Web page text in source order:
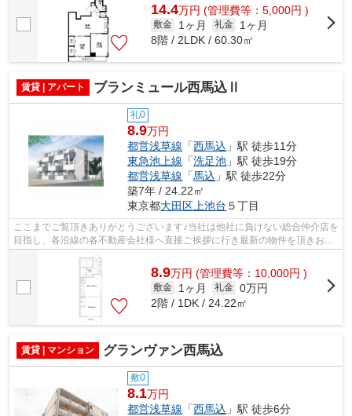
14.4万円 (管理費等：5,000円 )
敷金 1ヶ月 礼金
1ヶ月
8階 / 2LDK / 60.30㎡
賃貸 | アパート ブランミュール西馬込Ⅱ
礼0
8.9万円
都営浅草線 「西馬込 」駅 徒歩11分
東急池上線 「洗足池 」駅 徒歩19分
都営浅草線 「馬込 」駅 徒歩22分
築7年 / 24.22㎡
東京都大田区 上池台 ５丁目
ここまでご覧頂きありがとうございます♪当社は他社に負けない総合仲介店を
目指し、各沿線の各不動産会社様へ直接ご挨拶に行き最新の物件を頂きお客
8.9万円 (管理費等：10,000円 )
敷金 1ヶ月 礼金 0万円
2階 / 1DK / 24.22㎡
賃貸 | マンション グランヴァン西馬込
敷0
8.1万円
都営浅草線 「西馬込 」駅 徒歩6分